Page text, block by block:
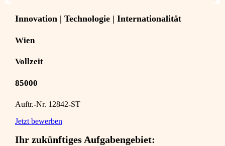
Innovation | Technologie | Internationalität
Wien
Vollzeit
85000
Auftr.-Nr. 12842-ST
Jetzt bewerben
Ihr zukünftiges Aufgabengebiet: